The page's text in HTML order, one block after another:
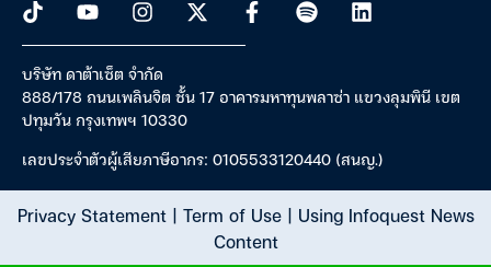
บริษัท ดาต้าเซ็ต จำกัด
888/178 ถนนเพลินจิต ชั้น 17 อาคารมหาทุนพลาซ่า แขวงลุมพินี เขต
ปทุมวัน กรุงเทพฯ 10330
เลขประจำตัวผู้เสียภาษีอากร: 0105533120440 (สนญ.)
Privacy Statement| Term of Use| Using Infoquest News
Content